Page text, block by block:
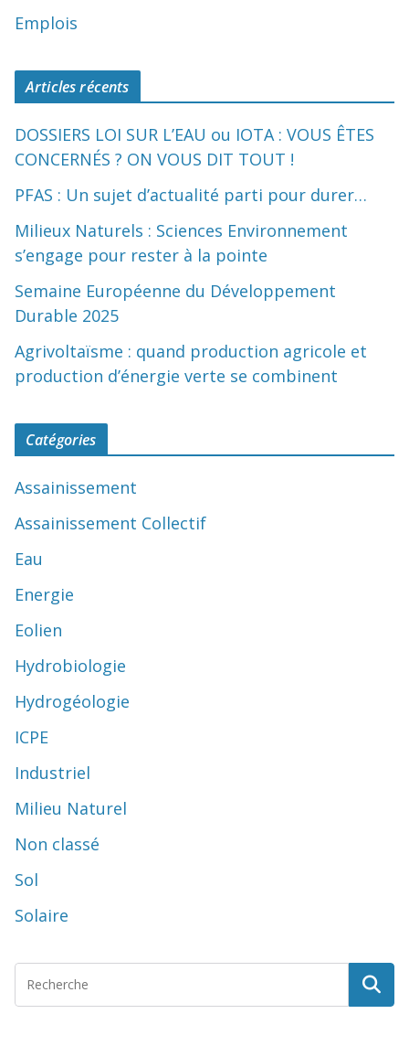
Emplois
Articles récents
DOSSIERS LOI SUR L’EAU ou IOTA : VOUS ÊTES
CONCERNÉS ? ON VOUS DIT TOUT !
PFAS : Un sujet d’actualité parti pour durer…
Milieux Naturels : Sciences Environnement
s’engage pour rester à la pointe
Semaine Européenne du Développement
Durable 2025
Agrivoltaïsme : quand production agricole et
production d’énergie verte se combinent
Catégories
Assainissement
Assainissement Collectif
Eau
Energie
Eolien
Hydrobiologie
Hydrogéologie
ICPE
Industriel
Milieu Naturel
Non classé
Sol
Solaire